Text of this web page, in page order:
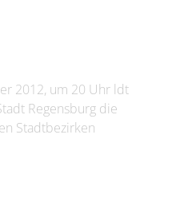
2012, um 20 Uhr ldt
Regensburg die
Stadtbezirken